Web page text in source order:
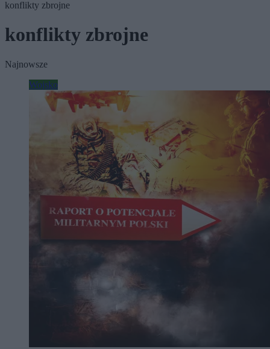
konflikty zbrojne
konflikty zbrojne
Najnowsze
Wojsko